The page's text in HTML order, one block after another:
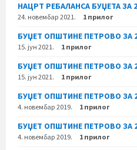
НАЦРТ РЕБАЛАНСА БУЏЕТА ЗА
24. новембар 2021. 1 прилог
БУЏЕТ ОПШТИНЕ ПЕТРОВО ЗА
15. јун 2021. 1 прилог
БУЏЕТ ОПШТИНЕ ПЕТРОВО ЗА
15. јун 2021. 1 прилог
БУЏЕТ ОПШТИНЕ ПЕТРОВО ЗА
4. новембар 2019. 1 прилог
БУЏЕТ ОПШТИНЕ ПЕТРОВО ЗА
4. новембар 2019. 1 прилог